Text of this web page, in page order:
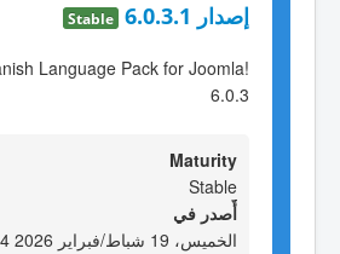
إصدار 6.0.3.1 Stable
Language Pack for Joomla!
6.0.3
Maturity
Stable
أٌصدر في
الخميس، 19 شباط/فبراير 2026 09:54